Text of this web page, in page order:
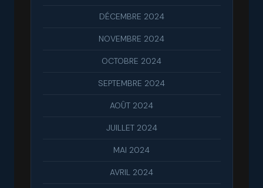
DÉCEMBRE 2024
NOVEMBRE 2024
OCTOBRE 2024
SEPTEMBRE 2024
AOÛT 2024
JUILLET 2024
MAI 2024
AVRIL 2024